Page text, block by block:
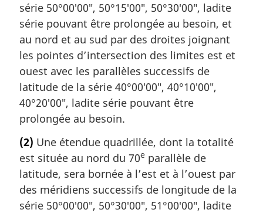
série 50°00′00″, 50°15′00″, 50°30′00″, ladite
série pouvant être prolongée au besoin, et
au nord et au sud par des droites joignant
les pointes d’intersection des limites est et
ouest avec les parallèles successifs de
latitude de la série 40°00′00″, 40°10′00″,
40°20′00″, ladite série pouvant être
prolongée au besoin.
(2) Une étendue quadrillée, dont la totalité
est située au nord du 70e parallèle de
latitude, sera bornée à l’est et à l’ouest par
des méridiens successifs de longitude de la
série 50°00′00″, 50°30′00″, 51°00′00″, ladite